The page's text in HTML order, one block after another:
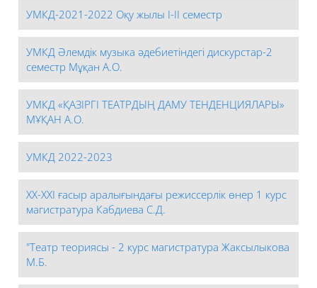
УМКД-2021-2022 Оқу жылы I-II семестр
УМКД Әлемдік музыка әдебиетіндегі дискурстар-2
семестр Мұқан А.О.
УМКД «ҚАЗІРГІ ТЕАТРДЫҢ ДАМУ ТЕНДЕНЦИЯЛАРЫ»
МҰҚАН А.О.
УМКД 2022-2023
ХХ-ХХІ ғасыр аралығындағы режиссерлік өнер 1 курс
магистратура Кабдиева С.Д.
"Театр теориясы - 2 курс магистратура Жаксылыкова
М.Б.